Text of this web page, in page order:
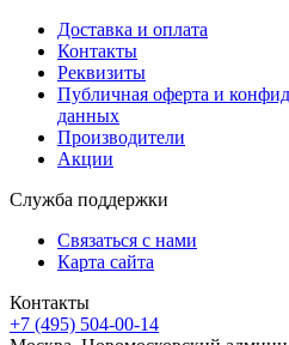
Доставка и оплата
Контакты
Реквизиты
Публичная оферта и
данных
Производители
Акции
Служба поддержки
Связаться с нами
Карта сайта
Контакты
+7 (495) 504-00-14